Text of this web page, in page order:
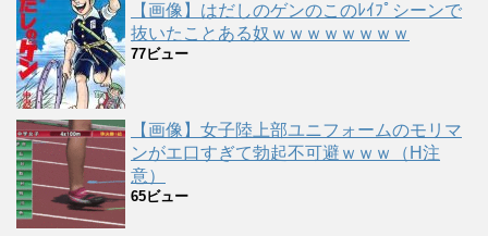
【画像】はだしのゲンのこのﾚｲﾌﾟシーンで
抜いたことある奴ｗｗｗｗｗｗｗｗ
77ビュー
【画像】女子陸上部ユニフォームのモリマ
ンがエ口すぎて勃起不可避ｗｗｗ（H注
意）
65ビュー